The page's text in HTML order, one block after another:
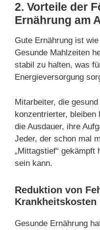
2. Vorteile der
Ernährung am
Gute Ernährung ist
Gesunde Mahlzeiten
stabil zu halten, was
Energieversorgung
Mitarbeiter, die
konzentrierter, bleiben
die Ausdauer, ihre
Jeder, der schon mal
„Mittagstief“
sein kann.
Reduktion von
Krankheitskosten
Gesunde Ernährung